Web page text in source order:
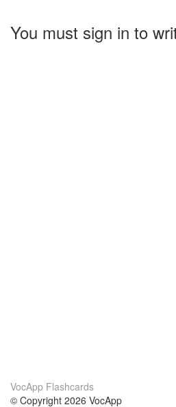
You must sign in to
VocApp Flashcards
© Copyright 2026 VocApp